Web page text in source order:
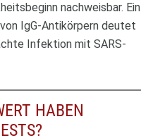
nachweisbar. Ein
IgG-Antikörpern deutet
Infektion mit SARS-
HABEN